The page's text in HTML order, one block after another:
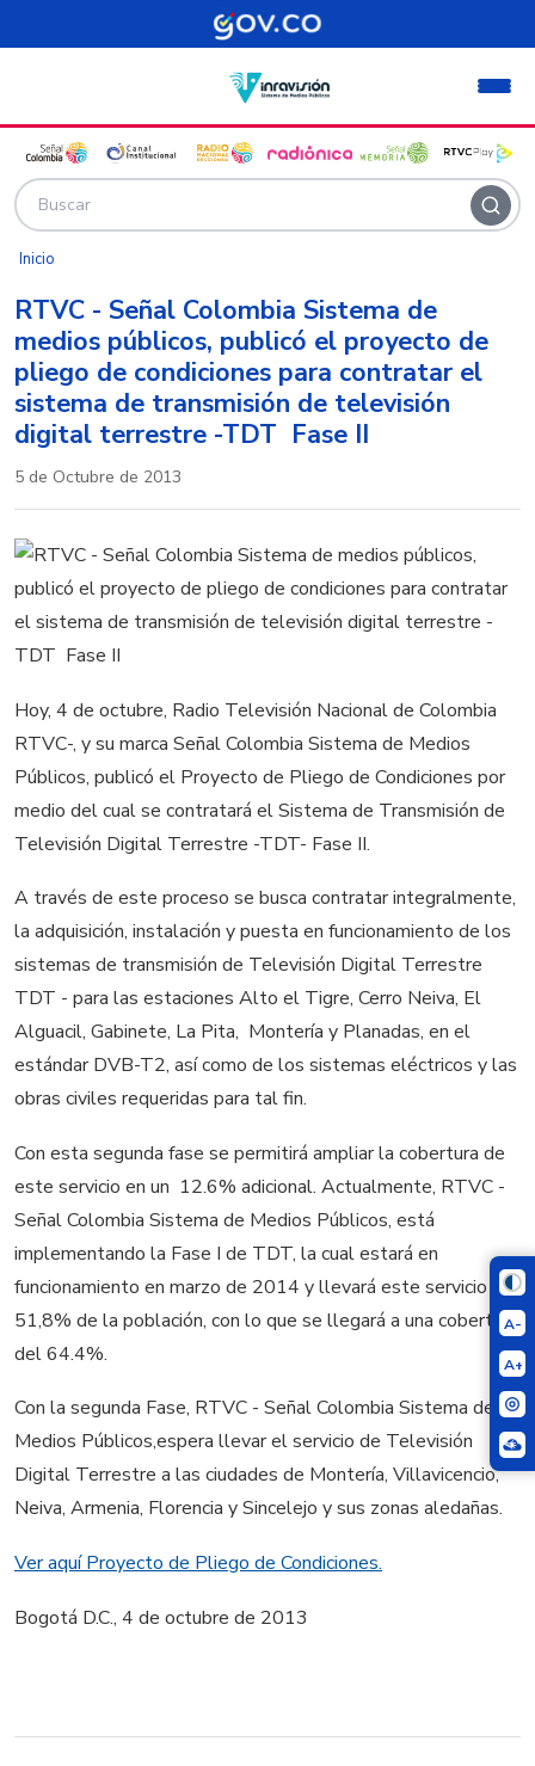
Pasar al contenido principal
A-
A+
Inicio
RTVC - Señal Colombia Sistema de
medios públicos, publicó el proyecto de
pliego de condiciones para contratar el
sistema de transmisión de televisión
digital terrestre -TDT  Fase II
5 de Octubre de 2013
Hoy, 4 de octubre, Radio Televisión Nacional de Colombia
RTVC-, y su marca Señal Colombia Sistema de Medios
Públicos, publicó el Proyecto de Pliego de Condiciones por
medio del cual se contratará el Sistema de Transmisión de
Televisión Digital Terrestre -TDT- Fase II.
A través de este proceso se busca contratar integralmente,
la adquisición, instalación y puesta en funcionamiento de los
sistemas de transmisión de Televisión Digital Terrestre 
TDT - para las estaciones Alto el Tigre, Cerro Neiva, El
Alguacil, Gabinete, La Pita, Montería y Planadas, en el
estándar DVB-T2, así como de los sistemas eléctricos y las
obras civiles requeridas para tal fin.
Con esta segunda fase se permitirá ampliar la cobertura de
este servicio en un 12.6% adicional. Actualmente, RTVC -
Señal Colombia Sistema de Medios Públicos, está
implementando la Fase I de TDT, la cual estará en
funcionamiento en marzo de 2014 y llevará este servicio al
51,8% de la población, con lo que se llegará a una cobertura
del 64.4%.
Con la segunda Fase, RTVC - Señal Colombia Sistema de
Medios Públicos,espera llevar el servicio de Televisión
Digital Terrestre a las ciudades de Montería, Villavicencio,
Neiva, Armenia, Florencia y Sincelejo y sus zonas aledañas.
Ver aquí Proyecto de Pliego de Condiciones.
Bogotá D.C., 4 de octubre de 2013